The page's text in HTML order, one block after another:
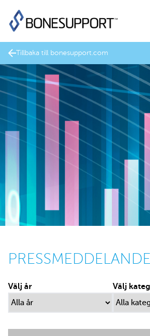
Tillbaka till bonesupport.com
Välj år Välj